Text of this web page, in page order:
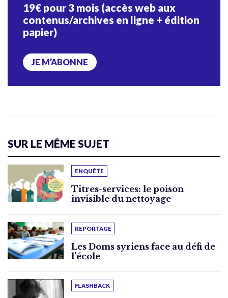
19€ pour 3 mois (accès web aux
contenus/archives en ligne + édition
papier)
JE M’ABONNE
SUR LE MÊME SUJET
ENQUÊTE
Titres-services: le poison
invisible du nettoyage
REPORTAGE
Les Doms syriens face au défi de
l’école
FLASHBACK